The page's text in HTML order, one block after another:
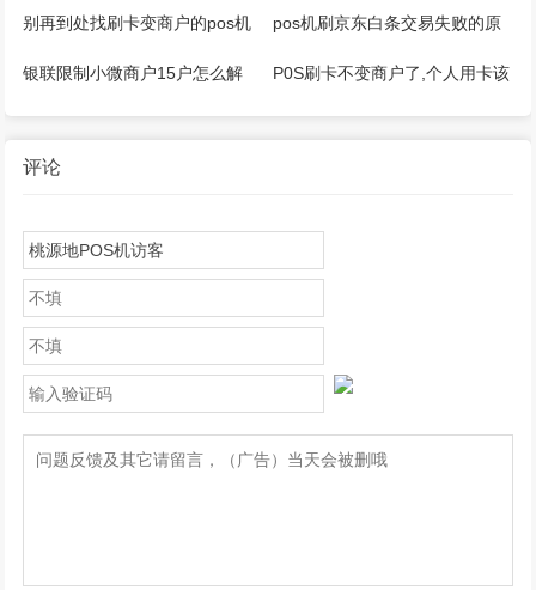
5家收单机构怎么办？
来了
别再到处找刷卡变商户的pos机
器了
pos机刷京东白条交易失败的原
因是什么
银联限制小微商户15户怎么解
P0S刷卡不变商户了,个人用卡该
评论